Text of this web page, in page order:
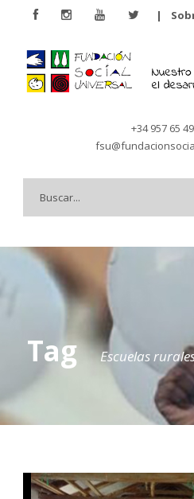
|
+34 957 65
Tag Escuelas